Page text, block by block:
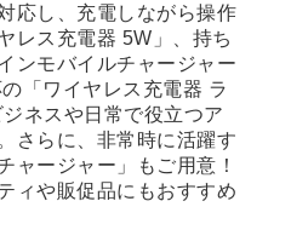
応し、充電しながら操作
レス充電器 5W」、持ち
ンモバイルチャージャー
「ワイヤレス充電器 ラ
ネスや日常で役立つア
さらに、非常時に活躍す
ャージャー」もご用意！
ィや販促品にもおすすめ